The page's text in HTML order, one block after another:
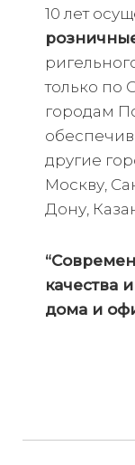
10 лет
только по
городам
другие
Москву,
Дону,
качества
дома и